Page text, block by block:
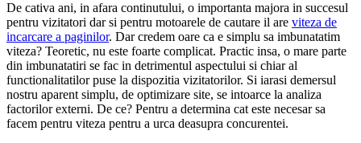
De cativa ani, in afara continutului, o importanta majora in succesul
pentru vizitatori dar si pentru motoarele de cautare il are viteza de
incarcare a paginilor. Dar credem oare ca e simplu sa imbunatatim
viteza? Teoretic, nu este foarte complicat. Practic insa, o mare parte
din imbunatatiri se fac in detrimentul aspectului si chiar al
functionalitatilor puse la dispozitia vizitatorilor. Si iarasi demersul
nostru aparent simplu, de optimizare site, se intoarce la analiza
factorilor externi. De ce? Pentru a determina cat este necesar sa
facem pentru viteza pentru a urca deasupra concurentei.